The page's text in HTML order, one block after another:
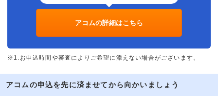
アコムの詳細はこちら
※1.お申込時間や審査によりご希望に添えない場合がございます。
アコムの申込を先に済ませてから向かいましょう